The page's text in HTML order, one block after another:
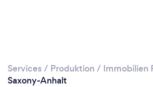
Services / Produktion / Immobilien
Saxony-Anhalt